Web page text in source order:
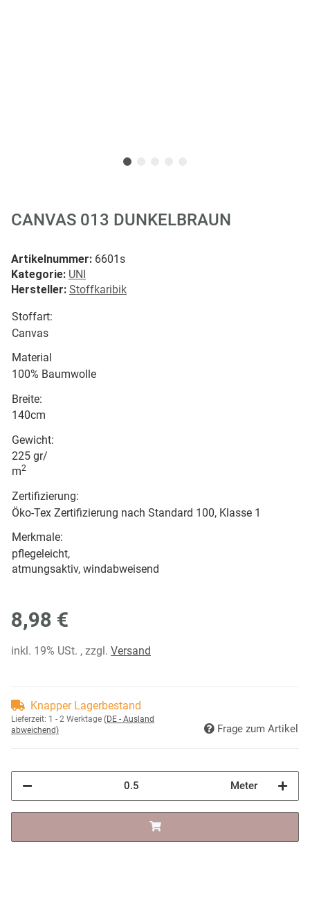
CANVAS 013 DUNKELBRAUN
Artikelnummer: 6601s
Kategorie: UNI
Hersteller: Stoffkaribik
Stoffart:
Canvas
Material
100% Baumwolle
Breite:
140cm
Gewicht:
225 gr/
m2
Zertifizierung:
Öko-Tex Zertifizierung nach Standard 100, Klasse 1
Merkmale:
pflegeleicht,
atmungsaktiv, windabweisend
8,98 €
inkl. 19% USt. , zzgl. Versand
Knapper Lagerbestand
Lieferzeit: 1 - 2 Werktage (DE - Ausland
abweichend)
Frage zum Artikel
Meter